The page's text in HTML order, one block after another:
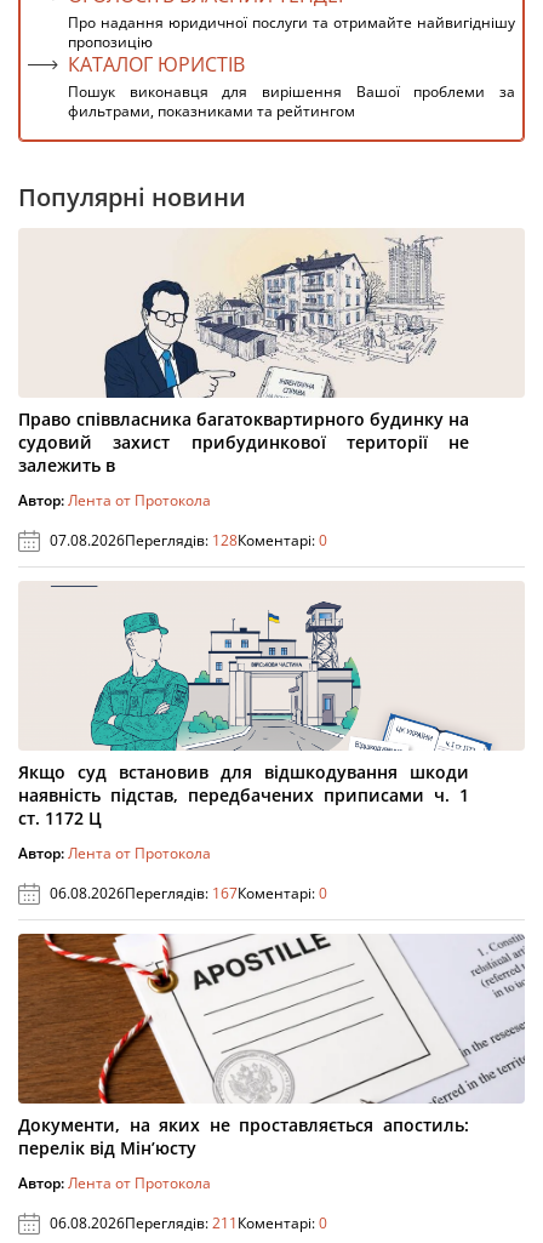
Про надання юридичної послуги та отримайте найвигіднішу
пропозицію
КАТАЛОГ ЮРИСТІВ
Пошук виконавця для вирішення Вашої проблеми за
фильтрами, показниками та рейтингом
Популярні новини
Право співвласника багатоквартирного будинку на
судовий захист прибудинкової території не
залежить в
Автор:Лента от Протокола
07.08.2026Переглядів: 128Коментарі:0
Якщо суд встановив для відшкодування шкоди
наявність підстав, передбачених приписами ч. 1
ст. 1172 Ц
Автор:Лента от Протокола
06.08.2026Переглядів: 167Коментарі:0
Документи, на яких не проставляється апостиль:
перелік від Мін’юсту
Автор:Лента от Протокола
06.08.2026Переглядів:211Коментарі:0